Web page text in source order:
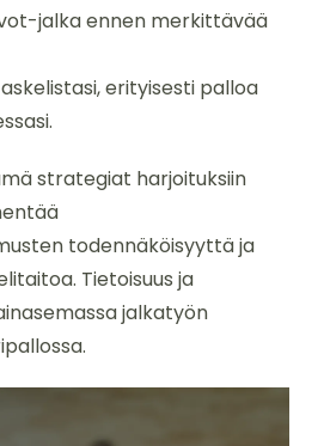
jalka ennen merkittävää
erityisesti palloa
strategiat harjoituksiin
todennäköisyyttä ja
Tietoisuus ja
jalkatyön